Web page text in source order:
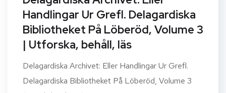
Handlingar Ur Grefl. Delagardiska
Bibliotheket På Löberöd, Volume 3
| Utforska, behåll, läs
Delagardiska Archivet: Eller Handlingar Ur Grefl.
Delagardiska Bibliotheket På Löberöd, Volume 3